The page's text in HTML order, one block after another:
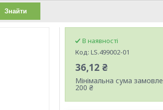
Знайти
В наявності
Код: LS.499002-01
36,12 ₴
Мінімальна сума
200 ₴